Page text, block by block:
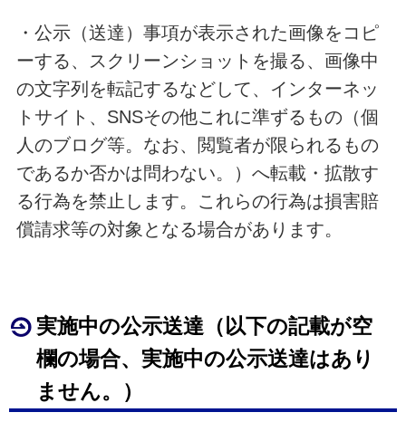
・公示（送達）事項が表示された画像をコピ
ーする、スクリーンショットを撮る、画像中
の文字列を転記するなどして、インターネッ
トサイト、SNSその他これに準ずるもの（個
人のブログ等。なお、閲覧者が限られるもの
であるか否かは問わない。）へ転載・拡散す
る行為を禁止します。これらの行為は損害賠
償請求等の対象となる場合があります。
実施中の公示送達（以下の記載が空
欄の場合、実施中の公示送達はあり
ません。）